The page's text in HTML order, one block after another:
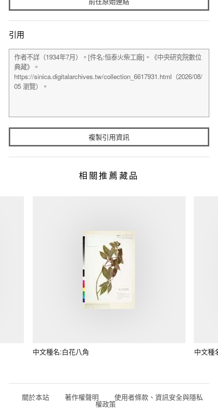
引用
複製引用資訊
相關推薦藏品
中文種名:白花八角 中文種
關於本站 著作權聲明 使用者條款、資訊安全與隱私
權政策